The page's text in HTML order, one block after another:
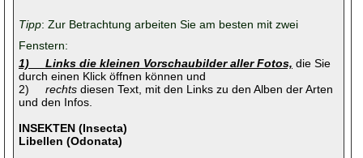
Tipp: Zur Betrachtung arbeiten Sie am besten mit zwei
Fenstern:
1) Links die kleinen Vorschaubilder aller Fotos, die Sie
durch einen Klick öffnen können und
2) rechts diesen Text, mit den Links zu den Alben der Arten
und den Infos.
INSEKTEN (Insecta)
Libellen (Odonata)